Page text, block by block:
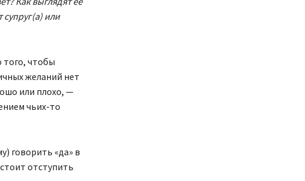
супруг(а) или
чтобы
желаний нет
или плохо, —
чьих-то
говорить «да» в
отступить